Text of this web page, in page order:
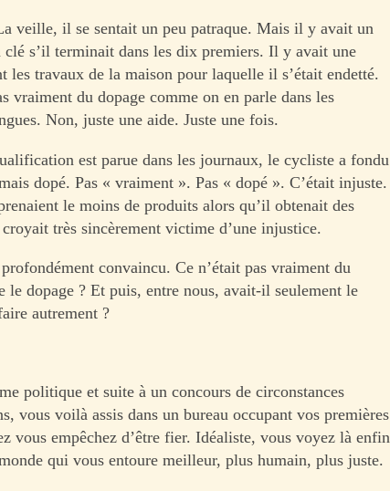
veille, il se sentait un peu patraque. Mais il y avait un
clé s’il terminait dans les dix premiers. Il y avait une
travaux de la maison pour laquelle il s’était endetté.
vraiment du dopage comme on en parle dans les
Non, juste une aide. Juste une fois.
est parue dans les journaux, le cycliste a fondu
dopé. Pas « vraiment ». Pas « dopé ». C’était injuste.
le moins de produits alors qu’il obtenait des
très sincèrement victime d’une injustice.
convaincu. Ce n’était pas vraiment du
le dopage ? Et puis, entre nous, avait-il seulement le
autrement ?
politique et suite à un concours de circonstances
vous voilà assis dans un bureau occupant vos premières
vous empêchez d’être fier. Idéaliste, vous voyez là enfin
qui vous entoure meilleur, plus humain, plus juste.